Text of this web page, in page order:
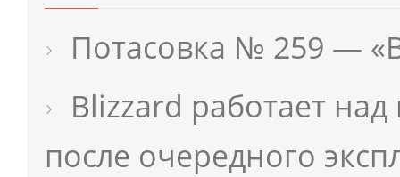
Потасовка № 259 —
Blizzard работает
после очередного